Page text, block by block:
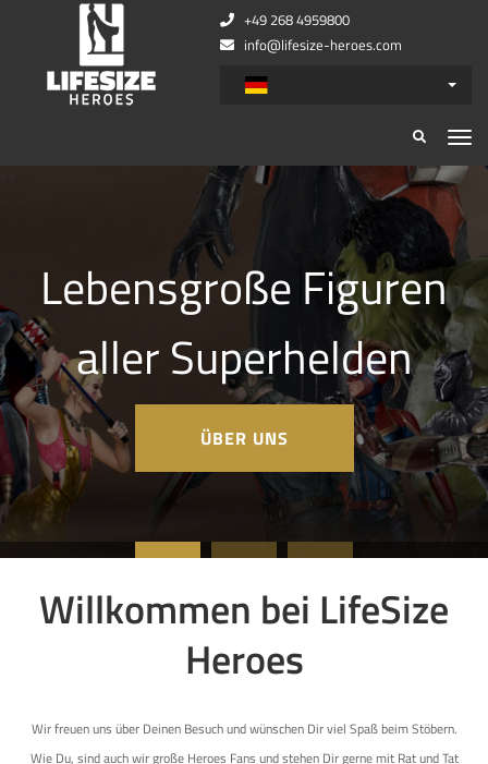
+49 268 4959800
info@lifesize-heroes.com
Lebensgroße Figuren
aller Superhelden
ÜBER UNS
Willkommen bei LifeSize
Heroes
Wir freuen uns über Deinen Besuch und wünschen Dir viel Spaß beim Stöbern.
Wie Du, sind auch wir große Heroes Fans und stehen Dir gerne mit Rat und Tat